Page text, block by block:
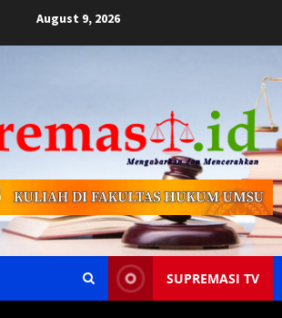
August 9, 2026
SUPREMASI TV